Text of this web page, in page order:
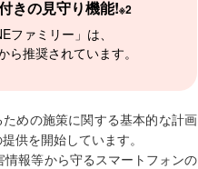
きの見守り機能!※2
ファミリー」は、
推奨されています。
めの施策に関する基本的な計画
供を開始しています。
報等から守るスマートフォンの